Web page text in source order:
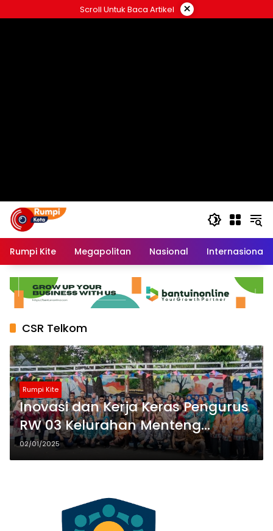
ke
Scroll Untuk Baca Artikel ×
Rumpi Kite Megapolitan Nasional Internasional
CSR Telkom
Rumpi Kite
Inovasi dan Kerja Keras Pengurus
RW 03 Kelurahan Menteng
Menghasilkan Kesejahteraan
Warga
02/01/2025